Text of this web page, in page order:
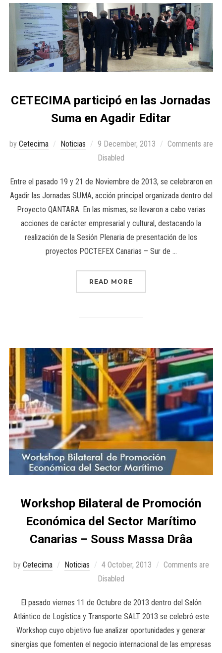
CETECIMA participó en las Jornadas
Suma en Agadir Editar
by Cetecima Noticias 9 December, 2013
Comments are
Disabled
Entre el pasado 19 y 21 de Noviembre de 2013, se celebraron en
Agadir las Jornadas SUMA, acción principal organizada dentro del
Proyecto QANTARA. En las mismas, se llevaron a cabo varias
acciones de carácter empresarial y cultural, destacando la
realización de la Sesión Plenaria de presentación de los
proyectos POCTEFEX Canarias – Sur de …
READ MORE
Workshop Bilateral de Promoción
Económica del Sector Marítimo
Canarias – Souss Massa Drâa
by Cetecima Noticias 4 October, 2013
Comments are
Disabled
El pasado viernes 11 de Octubre de 2013 dentro del Salón
Atlántico de Logística y Transporte SALT 2013 se celebró este
Workshop cuyo objetivo fue analizar oportunidades y generar
sinergias que fomenten el negocio internacional de las empresas